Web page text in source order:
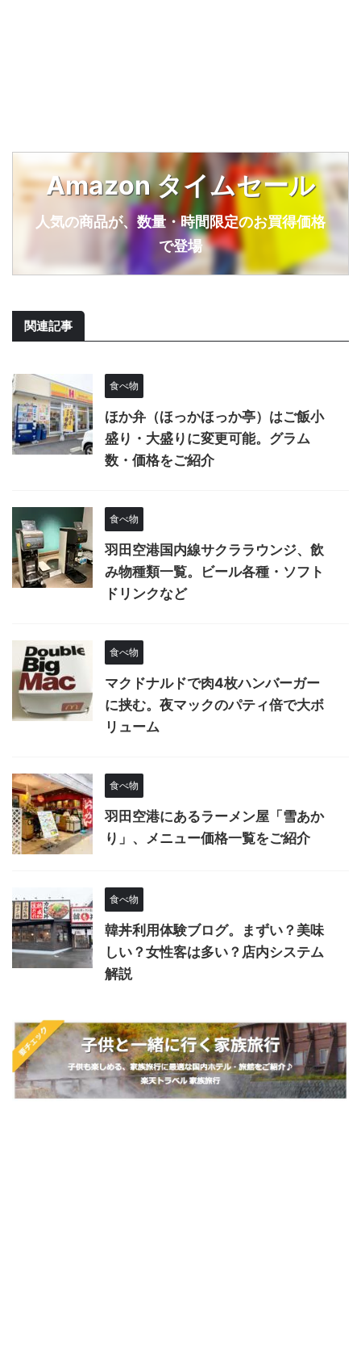
Amazon タイムセール
人気の商品が、数量・時間限定のお買得価格
で登場
関連記事
食べ物
ほか弁（ほっかほっか亭）はご飯小
盛り・大盛りに変更可能。グラム
数・価格をご紹介
食べ物
羽田空港国内線サクララウンジ、飲
み物種類一覧。ビール各種・ソフト
ドリンクなど
食べ物
マクドナルドで肉4枚ハンバーガー
に挟む。夜マックのパティ倍で大ボ
リューム
食べ物
羽田空港にあるラーメン屋「雪あか
り」、メニュー価格一覧をご紹介
食べ物
韓丼利用体験ブログ。まずい？美味
しい？女性客は多い？店内システム
解説